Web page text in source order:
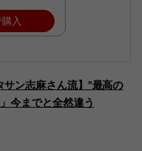
入
サン志麻さん流】"最高の
今までと全然違う